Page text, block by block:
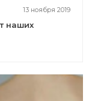
13 ноября 2019
наших